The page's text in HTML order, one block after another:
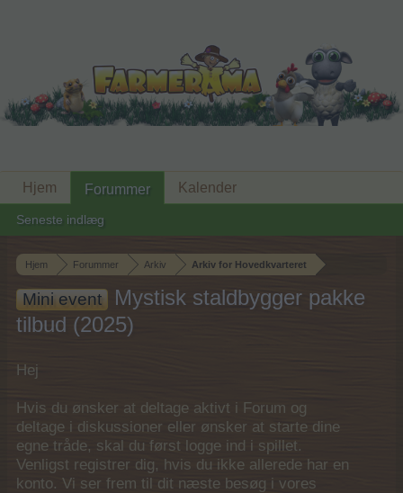
Hjem Forummer Arkiv Arkiv for Hovedkvarteret
Mini event
Mystisk staldbygger pakke
tilbud (2025)
Hej
Hvis du ønsker at deltage aktivt i Forum og
deltage i diskussioner eller ønsker at starte dine
egne tråde, skal du først logge ind i spillet.
Venligst registrer dig, hvis du ikke allerede har en
konto. Vi ser frem til dit næste besøg i vores
Hjem Forummer
Seneste indlæg
Kalender